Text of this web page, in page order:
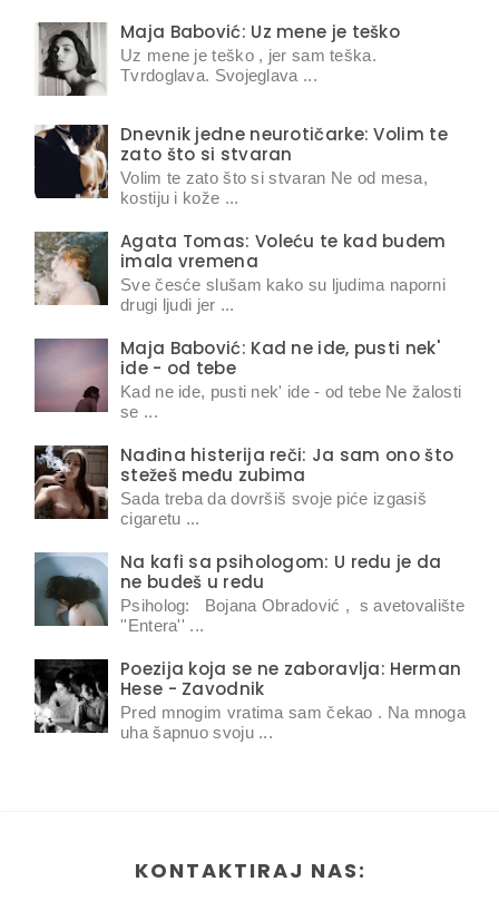
Maja Babović: Uz mene je teško
Uz mene je teško , jer sam teška.
Tvrdoglava. Svojeglava ...
Dnevnik jedne neurotičarke: Volim te
zato što si stvaran
Volim te zato što si stvaran Ne od mesa,
kostiju i kože ...
Agata Tomas: Voleću te kad budem
imala vremena
Sve česće slušam kako su ljudima naporni
drugi ljudi jer ...
Maja Babović: Kad ne ide, pusti nek'
ide - od tebe
Kad ne ide, pusti nek' ide - od tebe Ne žalosti
se ...
Nađina histerija reči: Ja sam ono što
stežeš među zubima
Sada treba da dovršiš svoje piće izgasiš
cigaretu ...
Na kafi sa psihologom: U redu je da
ne budeš u redu
Psiholog: Bojana Obradović , s avetovalište
''Entera'' ...
Poezija koja se ne zaboravlja: Herman
Hese - Zavodnik
Pred mnogim vratima sam čekao . Na mnoga
uha šapnuo svoju ...
KONTAKTIRAJ NAS: